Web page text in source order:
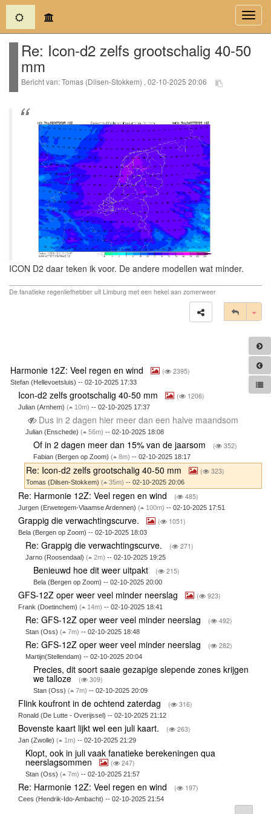
(current)
Re: Icon-d2 zelfs grootschalig 40-50
mm
Bericht van: Tomas (Dilsen-Stokkem) , 02-10-2025 20:06
ICON D2 daar teken ik voor. De andere modellen wat minder.
De fanatieke regenliefhebber uit Limburg met een hekel aan zomerweer
Harmonie 12Z: Veel regen en wind ( 2395)
Stefan (Hellevoetsluis) -- 02-10-2025 17:33
Icon-d2 zelfs grootschalig 40-50 mm ( 1206)
Julian (Arnhem) ( 10m) -- 02-10-2025 17:37
Dus in 2 dagen hier meer dan een halve maandsom
Julian (Enschede)( 56m) -- 02-10-2025 18:08
Of in 2 dagen meer dan 15% van de jaarsom ( 352)
Fabian (Bergen op Zoom) ( 8m) -- 02-10-2025 18:17
Re: Icon-d2 zelfs grootschalig 40-50 mm ( 323)
Tomas (Dilsen-Stokkem)( 35m) -- 02-10-2025 20:06
Re: Harmonie 12Z: Veel regen en wind ( 485)
Jurgen (Erwetegem-Vlaamse Ardennen) ( 100m) -- 02-10-2025 17:51
Grappig die verwachtingscurve. ( 1051)
Bela (Bergen op Zoom) -- 02-10-2025 18:03
Re: Grappig die verwachtingscurve. ( 271)
Jarno (Roosendaal)( 2m) -- 02-10-2025 19:25
Benieuwd hoe dit weer uitpakt ( 215)
Bela (Bergen op Zoom) -- 02-10-2025 20:00
GFS-12Z oper weer veel minder neerslag ( 923)
Frank (Doetinchem) ( 14m) -- 02-10-2025 18:41
Re: GFS-12Z oper weer veel minder neerslag ( 492)
Stan (Oss)( 7m) -- 02-10-2025 18:48
Re: GFS-12Z oper weer veel minder neerslag ( 282)
Martijn(Stellendam) -- 02-10-2025 20:04
Precies, dit soort saaie gezapige slepende zones krijgen
we talloze ( 309)
Stan (Oss) ( 7m) -- 02-10-2025 20:09
Flink koufront in de ochtend zaterdag ( 316)
Ronald (De Lutte - Overijssel) -- 02-10-2025 21:12
Bovenste kaart lijkt wel een juli kaart. ( 263)
Jan (Zwolle) ( 1m) -- 02-10-2025 21:29
Klopt, ook in juli vaak fanatieke berekeningen qua
neerslagsommen ( 247)
Stan (Oss)( 7m) -- 02-10-2025 21:57
Re: Harmonie 12Z: Veel regen en wind ( 197)
Cees (Hendrik-Ido-Ambacht) -- 02-10-2025 21:54